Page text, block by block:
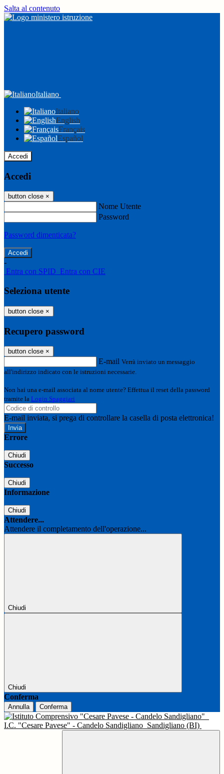
Salta al contenuto
Italiano
Italiano
English
Français
Español
Accedi
Accedi
button close ×
Nome Utente
Password
Password dimenticata?
-
Entra con SPID Entra con CIE
Seleziona utente
button close ×
Recupero password
button close ×
E-mail Verrà inviato un messaggio
all'indirizzo indicato con le istruzioni necessarie.
Non hai una e-mail associata al nome utente? Effettua il reset della password
tramite la Login Spaggiari
E-mail inviata, si prega di controllare la casella di posta elettronica!
Errore
Chiudi
Successo
Chiudi
Informazione
Chiudi
Attendere...
Attendere il completamento dell'operazione...
Chiudi
Chiudi
Conferma
Annulla Conferma
I.C. "Cesare Pavese" - Candelo Sandigliano Sandigliano (BI)